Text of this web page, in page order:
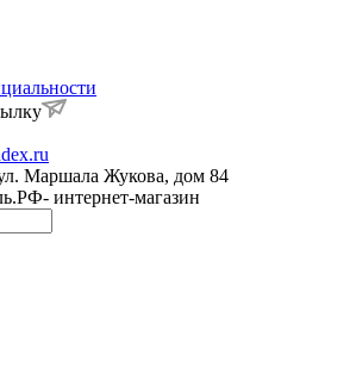
Маршала Жукова, дом 84
интернет-магазин